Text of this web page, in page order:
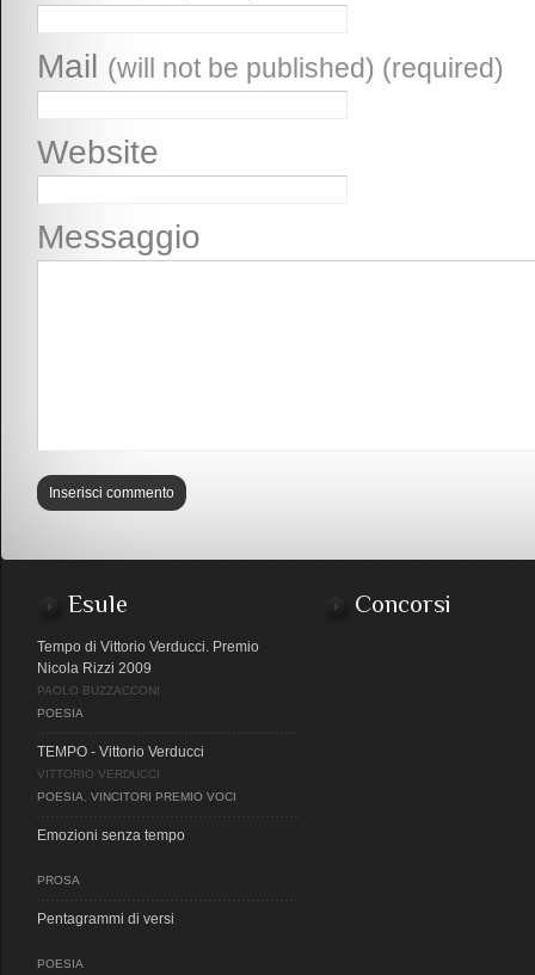
Mail (will not be published) (required)
Website
Messaggio
Esule
Tempo di Vittorio Verducci. Premio
Nicola Rizzi 2009
PAOLO BUZZACCONI
POESIA
TEMPO - Vittorio Verducci
VITTORIO VERDUCCI
POESIA
VINCITORI PREMIO VOCI
Emozioni senza tempo
PROSA
Pentagrammi di versi
POESIA
Concorsi